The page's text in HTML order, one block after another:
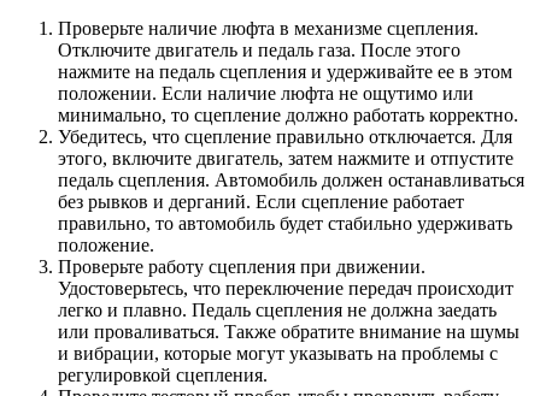
Проверьте наличие люфта в механизме сцепления.
Отключите двигатель и педаль газа. После этого
нажмите на педаль сцепления и удерживайте ее в этом
положении. Если наличие люфта не ощутимо или
минимально, то сцепление должно работать корректно.
Убедитесь, что сцепление правильно отключается. Для
этого, включите двигатель, затем нажмите и отпустите
педаль сцепления. Автомобиль должен останавливаться
без рывков и дерганий. Если сцепление работает
правильно, то автомобиль будет стабильно удерживать
положение.
Проверьте работу сцепления при движении.
Удостоверьтесь, что переключение передач происходит
легко и плавно. Педаль сцепления не должна заедать
или проваливаться. Также обратите внимание на шумы
и вибрации, которые могут указывать на проблемы с
регулировкой сцепления.